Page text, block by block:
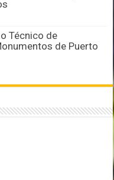
Técnico de
de Puerto